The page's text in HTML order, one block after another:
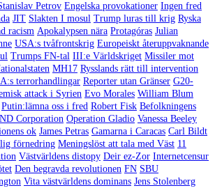
Petrov Engelska provokationer Ingen fred
JIT Slakten I mosul Trump luras till krig Ryska
racism Apokalypsen nära Protagóras Julian
USA:s tvåfrontskrig Europeiskt återuppvaknande
Trumps FN-tal III:e Världskriget Missiler mot
MH17 Rysslands rätt till intervention
terrorhandlingar Reporter utan Gränser G20-
attack i Syrien Evo Morales William Blum
Putin:lämna oss i fred Robert Fisk Befolkningens
Corporation Operation Gladio Vanessa Beeley
ok James Petras Gamarna i Caracas Carl Bildt
förnedring Meningslöst att tala med Väst 11
Västvärldens distopy Deir ez-Zor Internetcensur
Den begravda revolutionen FN SBU
Vita västvärldens dominans Jens Stolenberg